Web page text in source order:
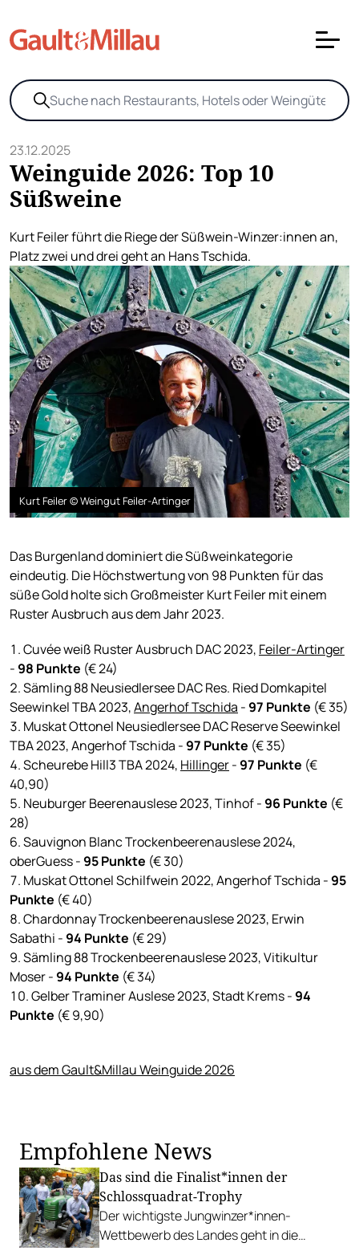
23.12.2025
Weinguide 2026: Top 10
Süßweine
Kurt Feiler führt die Riege der Süßwein-Winzer:innen an,
Platz zwei und drei geht an Hans Tschida.
Kurt Feiler © Weingut Feiler-Artinger
Das Burgenland dominiert die Süßweinkategorie
eindeutig. Die Höchstwertung von 98 Punkten für das
süße Gold holte sich Großmeister Kurt Feiler mit einem
Ruster Ausbruch aus dem Jahr 2023.
Cuvée weiß Ruster Ausbruch DAC 2023, Feiler-Artinger
-98 Punkte (€ 24)
Sämling 88 Neusiedlersee DAC Res. Ried Domkapitel
Seewinkel TBA 2023,Angerhof Tschida -97 Punkte (€ 35)
Muskat Ottonel Neusiedlersee DAC Reserve Seewinkel
TBA 2023, Angerhof Tschida -97 Punkte (€ 35)
Scheurebe Hill3 TBA 2024, Hillinger-97 Punkte (€
40,90)
Neuburger Beerenauslese 2023, Tinhof -96 Punkte (€
28)
Sauvignon Blanc Trockenbeerenauslese 2024,
oberGuess -95 Punkte (€ 30)
Muskat Ottonel Schilfwein 2022, Angerhof Tschida -95
Punkte (€ 40)
Chardonnay Trockenbeerenauslese 2023, Erwin
Sabathi -94 Punkte (€ 29)
Sämling 88 Trockenbeerenauslese 2023, Vitikultur
Moser -94 Punkte (€ 34)
Gelber Traminer Auslese 2023, Stadt Krems -94
Punkte (€ 9,90)
aus dem Gault&Millau Weinguide 2026
Empfohlene News
Das sind die Finalist*innen der
Schlossquadrat-Trophy
Der wichtigste Jungwinzer*innen-
Wettbewerb des Landes geht in die